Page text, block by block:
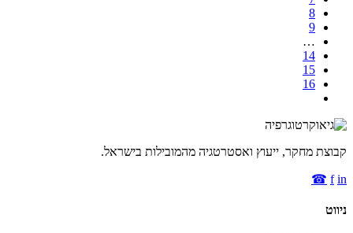
8
9
…
14
15
16
קבוצת מחקר, ייעוץ ואסטרטגיה מהמובילות בישראל.
f in
☎
ניווט